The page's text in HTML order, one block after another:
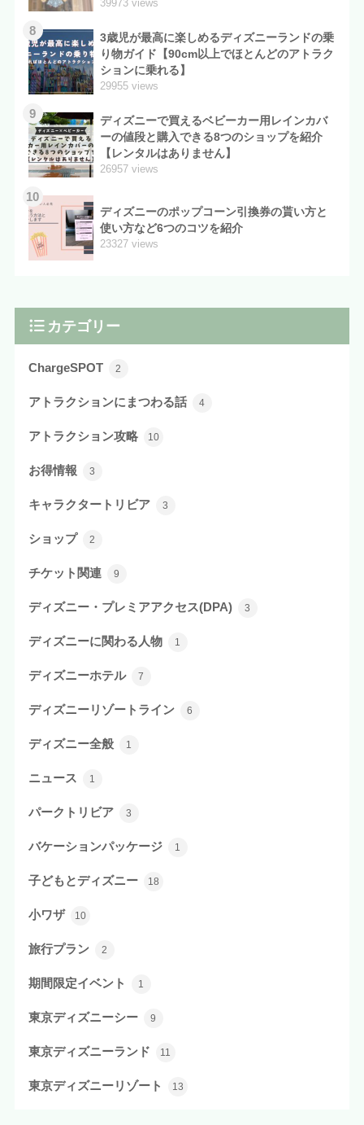
39973 views
8
3歳児が最高に楽しめるディズニーランドの乗
り物ガイド【90cm以上でほとんどのアトラク
ションに乗れる】
29955 views
9
ディズニーで買えるベビーカー用レインカバ
ーの値段と購入できる8つのショップを紹介
【レンタルはありません】
26957 views
10
ディズニーのポップコーン引換券の貰い方と
使い方など6つのコツを紹介
23327 views
カテゴリー
ChargeSPOT 2
アトラクションにまつわる話 4
アトラクション攻略 10
お得情報 3
キャラクタートリビア 3
ショップ 2
チケット関連 9
ディズニー・プレミアアクセス(DPA) 3
ディズニーに関わる人物 1
ディズニーホテル 7
ディズニーリゾートライン 6
ディズニー全般 1
ニュース 1
パークトリビア 3
バケーションパッケージ 1
子どもとディズニー 18
小ワザ 10
旅行プラン 2
期間限定イベント 1
東京ディズニーシー 9
東京ディズニーランド 11
東京ディズニーリゾート 13